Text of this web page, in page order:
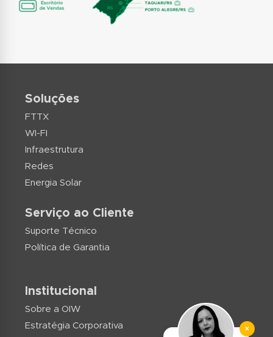
Soluções
FTTX
WI-FI
Infraestrutura
Redes
Energia Solar
Serviço ao Cliente
Suporte Técnico
Política de Garantia
Institucional
Sobre a OIW
Estratégia Corporativa
×